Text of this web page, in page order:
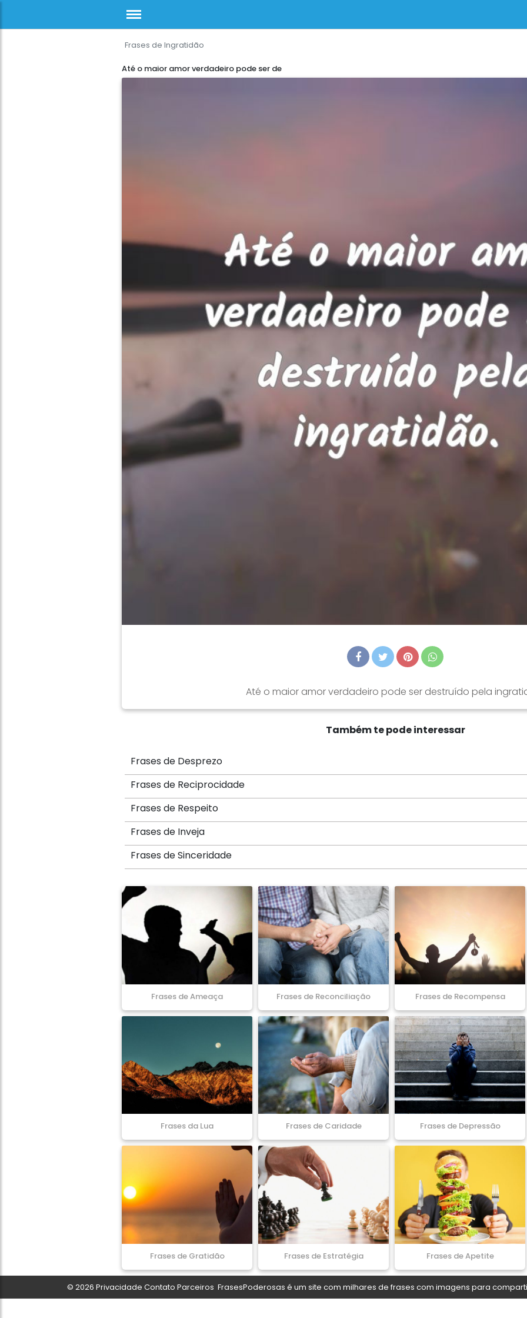
Frases de Ingratidão
Até o maior amor verdadeiro pode ser de
Até o maior amor verdadeiro pode ser destruído pela
Também te pode interessar
Frases de Desprezo
Frases de Reciprocidade
Frases de Respeito
Frases de Inveja
Frases de Sinceridade
Frases de Ameaça Frases de Reconciliação Frases de Recompensa
Frases da Lua Frases de Caridade Frases de Depressão
Frases de Gratidão Frases de Estratégia Frases de Apetite
© 2026 Privacidade Contato Parceiros FrasesPoderosas é um site com milhares de frases com imagens para